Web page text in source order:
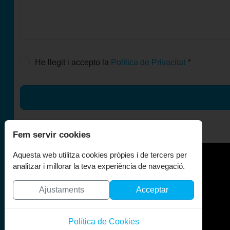
He llegit i accepto la Política de Privacitat *
Fem servir cookies
Aquesta web utilitza cookies pròpies i de tercers per
analitzar i millorar la teva experiència de navegació.
Ajustaments Acceptar
Política de Cookies